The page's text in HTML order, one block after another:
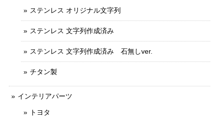
ステンレス オリジナル文字列
ステンレス 文字列作成済み
ステンレス 文字列作成済み 石無しver.
チタン製
インテリアパーツ
トヨタ